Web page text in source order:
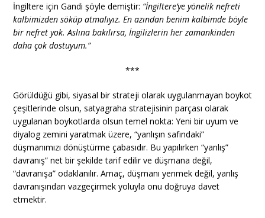
İngiltere için Gandi şöyle demiştir: “İngiltere’ye yönelik nefreti
kalbimizden söküp atmalıyız. En azından benim kalbimde böyle
bir nefret yok. Aslına bakılırsa, İngilizlerin her zamankinden
daha çok dostuyum.”
***
Görüldüğü gibi, siyasal bir strateji olarak uygulanmayan boykot
çeşitlerinde olsun, satyagraha stratejisinin parçası olarak
uygulanan boykotlarda olsun temel nokta: Yeni bir uyum ve
diyalog zemini yaratmak üzere, “yanlışın safındaki”
düşmanımızı dönüştürme çabasıdır. Bu yapılırken “yanlış”
davranış” net bir şekilde tarif edilir ve düşmana değil,
“davranışa” odaklanılır. Amaç, düşmanı yenmek değil, yanlış
davranışından vazgeçirmek yoluyla onu doğruya davet
etmektir.